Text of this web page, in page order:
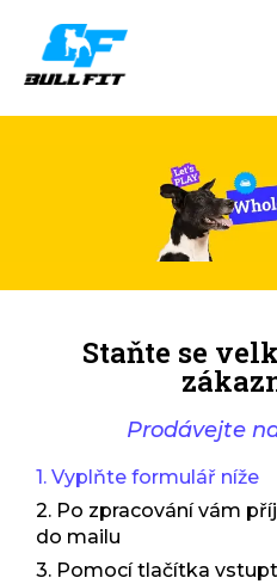
Staňte se
Prodávejte
1. Vyplňte formulář níže
2. Po zpracování vám
do mailu
3. Pomocí tlačítka